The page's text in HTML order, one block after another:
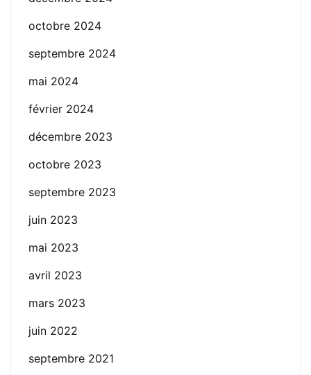
octobre 2024
septembre 2024
mai 2024
février 2024
décembre 2023
octobre 2023
septembre 2023
juin 2023
mai 2023
avril 2023
mars 2023
juin 2022
septembre 2021